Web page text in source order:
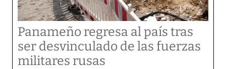
Panameño regresa al país tras
ser desvinculado de las fuerzas
militares rusas